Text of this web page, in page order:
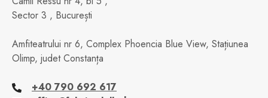
Sector 3 , București
Amfiteatrului nr 6, Complex Phoencia Blue View, Stațiunea
Olimp, judet Constanța
+40 790 692 617